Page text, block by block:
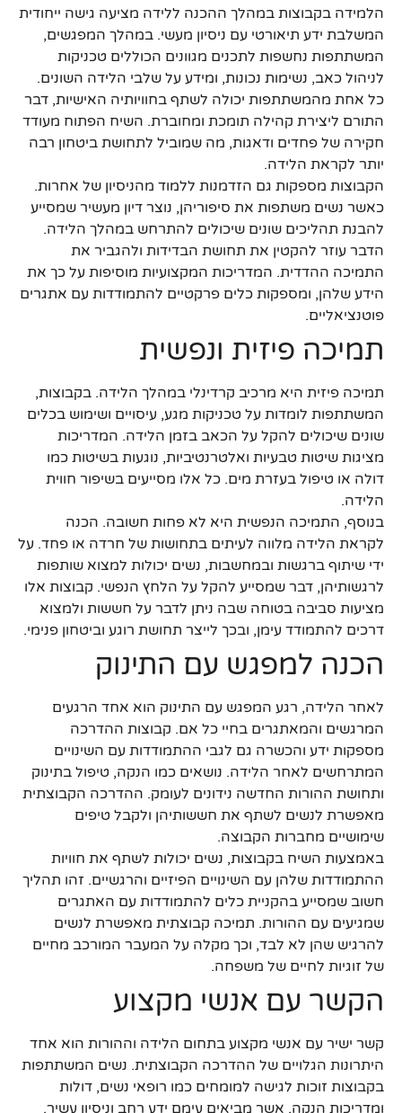
הלמידה בקבוצות במהלך ההכנה ללידה מציעה גישה ייחודית
המשלבת ידע תיאורטי עם ניסיון מעשי. במהלך המפגשים,
המשתתפות נחשפות לתכנים מגוונים הכוללים טכניקות
לניהול כאב, נשימות נכונות, ומידע על שלבי הלידה השונים.
כל אחת מהמשתתפות יכולה לשתף בחוויותיה האישיות, דבר
התורם ליצירת קהילה תומכת ומחוברת. השיח הפתוח מעודד
חקירה של פחדים ודאגות, מה שמוביל לתחושת ביטחון רבה
יותר לקראת הלידה.
הקבוצות מספקות גם הזדמנות ללמוד מהניסיון של אחרות.
כאשר נשים משתפות את סיפוריהן, נוצר דיון מעשיר שמסייע
להבנת תהליכים שונים שיכולים להתרחש במהלך הלידה.
הדבר עוזר להקטין את תחושת הבדידות ולהגביר את
התמיכה ההדדית. המדריכות המקצועיות מוסיפות על כך את
הידע שלהן, ומספקות כלים פרקטיים להתמודדות עם אתגרים
פוטנציאליים.
תמיכה פיזית ונפשית
תמיכה פיזית היא מרכיב קרדינלי במהלך הלידה. בקבוצות,
המשתתפות לומדות על טכניקות מגע, עיסויים ושימוש בכלים
שונים שיכולים להקל על הכאב בזמן הלידה. המדריכות
מציגות שיטות טבעיות ואלטרנטיביות, נוגעות בשיטות כמו
דולה או טיפול בעזרת מים. כל אלו מסייעים בשיפור חווית
הלידה.
בנוסף, התמיכה הנפשית היא לא פחות חשובה. הכנה
לקראת הלידה מלווה לעיתים בתחושות של חרדה או פחד. על
ידי שיתוף ברגשות ובמחשבות, נשים יכולות למצוא שותפות
לרגשותיהן, דבר שמסייע להקל על הלחץ הנפשי. קבוצות אלו
מציעות סביבה בטוחה שבה ניתן לדבר על חששות ולמצוא
דרכים להתמודד עימן, ובכך לייצר תחושת רוגע וביטחון פנימי.
הכנה למפגש עם התינוק
לאחר הלידה, רגע המפגש עם התינוק הוא אחד הרגעים
המרגשים והמאתגרים בחיי כל אם. קבוצות ההדרכה
מספקות ידע והכשרה גם לגבי ההתמודדות עם השינויים
המתרחשים לאחר הלידה. נושאים כמו הנקה, טיפול בתינוק
ותחושת ההורות החדשה נידונים לעומק. ההדרכה הקבוצתית
מאפשרת לנשים לשתף את חששותיהן ולקבל טיפים
שימושיים מחברות הקבוצה.
באמצעות השיח בקבוצות, נשים יכולות לשתף את חוויות
ההתמודדות שלהן עם השינויים הפיזיים והרגשיים. זהו תהליך
חשוב שמסייע בהקניית כלים להתמודדות עם האתגרים
שמגיעים עם ההורות. תמיכה קבוצתית מאפשרת לנשים
להרגיש שהן לא לבד, וכך מקלה על המעבר המורכב מחיים
של זוגיות לחיים של משפחה.
הקשר עם אנשי מקצוע
קשר ישיר עם אנשי מקצוע בתחום הלידה וההורות הוא אחד
היתרונות הגלויים של ההדרכה הקבוצתית. נשים המשתתפות
בקבוצות זוכות לגישה למומחים כמו רופאי נשים, דולות
ומדריכות הנקה, אשר מביאים עימם ידע רחב וניסיון עשיר.